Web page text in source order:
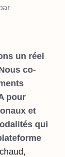
un réel
co-
pour
et
qui